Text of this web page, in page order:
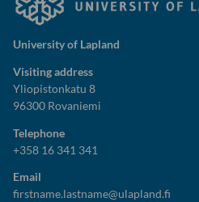
University of Lapland
Visiting address
Yliopistonkatu 8
96300 Rovaniemi
Telephone
+358 16 341 341
Email
firstname.lastname@ulapland.fi